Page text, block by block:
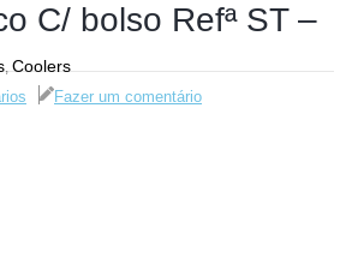
C/ bolso Refª ST –
,Coolers
Fazer um comentário